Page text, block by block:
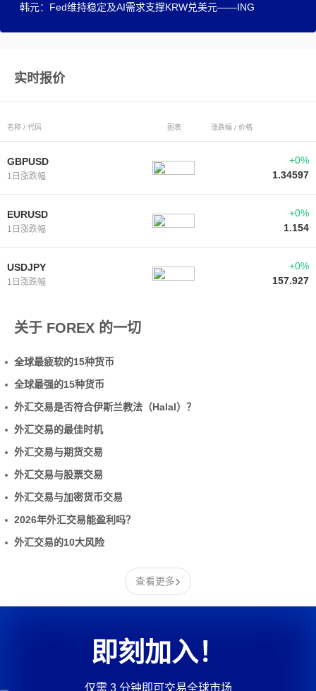
韩元：Fed维持稳定及AI需求支撑KRW兑美元——ING
实时报价
名称 / 代码 图表 涨跌幅 / 价格
GBPUSD
1日涨跌幅
+0%
1.34597
EURUSD
1日涨跌幅
+0%
1.154
USDJPY
1日涨跌幅
+0%
157.927
关于 FOREX 的一切
全球最疲软的15种货币
全球最强的15种货币
外汇交易是否符合伊斯兰教法（Halal）？
外汇交易的最佳时机
外汇交易与期货交易
外汇交易与股票交易
外汇交易与加密货币交易
2026年外汇交易能盈利吗？
外汇交易的10大风险
查看更多›
即刻加入！
仅需 3 分钟即可交易全球市场